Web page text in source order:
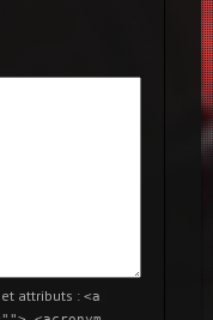
attributs : <a